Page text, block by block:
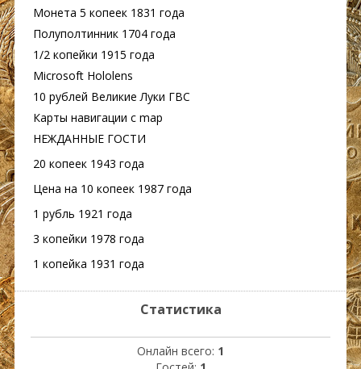
Монета 5 копеек 1831 года
Полуполтинник 1704 года
1/2 копейки 1915 года
Microsoft Hololens
10 рублей Великие Луки ГВС
Карты навигации c map
НЕЖДАННЫЕ ГОСТИ
20 копеек 1943 года
Цена на 10 копеек 1987 года
1 рубль 1921 года
3 копейки 1978 года
1 копейка 1931 года
Статистика
Онлайн всего: 1